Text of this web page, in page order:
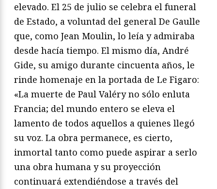
elevado. El 25 de julio se celebra el funeral
de Estado, a voluntad del general De Gaulle
que, como Jean Moulin, lo leía y admiraba
desde hacía tiempo. El mismo día, André
Gide, su amigo durante cincuenta años, le
rinde homenaje en la portada de Le Figaro:
«La muerte de Paul Valéry no sólo enluta
Francia; del mundo entero se eleva el
lamento de todos aquellos a quienes llegó
su voz. La obra permanece, es cierto,
inmortal tanto como puede aspirar a serlo
una obra humana y su proyección
continuará extendiéndose a través del